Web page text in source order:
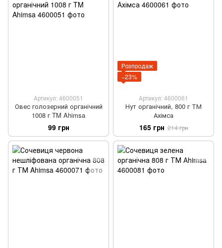
Артикул: 4600051
Овес голозерний органічний
1008 г TM Ahimsa
99 грн
Розпродаж
−23%
Артикул: 4600061
Нут органічний, 800 г ТМ
Ахімса
165 грн 214 грн